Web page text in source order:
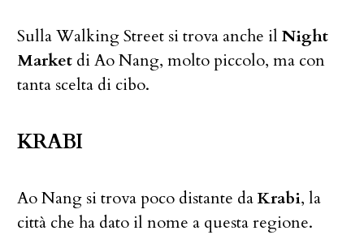
Sulla Walking Street si trova anche il Night
Market di Ao Nang, molto piccolo, ma con
tanta scelta di cibo.
KRABI
Ao Nang si trova poco distante daKrabi, la
città che ha dato il nome a questa regione.